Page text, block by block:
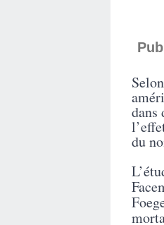
dans
du